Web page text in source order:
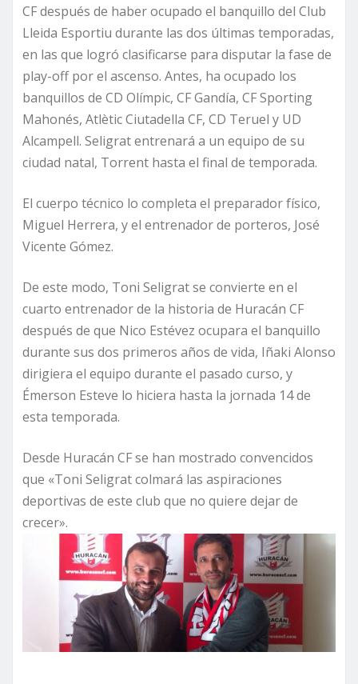
CF después de haber ocupado el banquillo del Club
Lleida Esportiu durante las dos últimas temporadas,
en las que logró clasificarse para disputar la fase de
play-off por el ascenso. Antes, ha ocupado los
banquillos de CD Olímpic, CF Gandía, CF Sporting
Mahonés, Atlètic Ciutadella CF, CD Teruel y UD
Alcampell. Seligrat entrenará a un equipo de su
ciudad natal, Torrent hasta el final de temporada.
El cuerpo técnico lo completa el preparador físico,
Miguel Herrera, y el entrenador de porteros, José
Vicente Gómez.
De este modo, Toni Seligrat se convierte en el
cuarto entrenador de la historia de Huracán CF
después de que Nico Estévez ocupara el banquillo
durante sus dos primeros años de vida, Iñaki Alonso
dirigiera el equipo durante el pasado curso, y
Émerson Esteve lo hiciera hasta la jornada 14 de
esta temporada.
Desde Huracán CF se han mostrado convencidos
que «Toni Seligrat colmará las aspiraciones
deportivas de este club que no quiere dejar de
crecer».